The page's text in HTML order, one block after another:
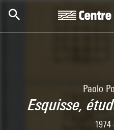
Paolo
Esquisse,
1974